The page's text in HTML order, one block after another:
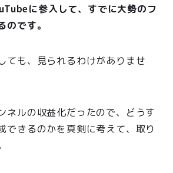
に参入して、すでに大勢のフ
のです。
ても、見られるわけがありませ
ネルの収益化だったので、どうす
できるのかを真剣に考えて、取り